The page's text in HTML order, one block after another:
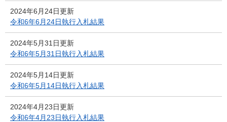
2024年6月24日更新
令和6年6月24日執行入札結果
2024年5月31日更新
令和6年5月31日執行入札結果
2024年5月14日更新
令和6年5月14日執行入札結果
2024年4月23日更新
令和6年4月23日執行入札結果